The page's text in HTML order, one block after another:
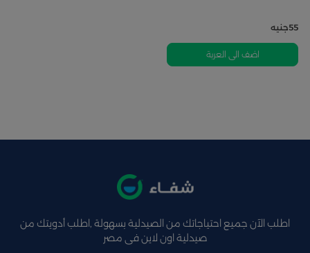
55جنيه
اضف الى العربة
اطلب الآن جميع احتياجاتك من الصيدلية بسهولة ,اطلب أدويتك من
صيدلية اون لاين فى مصر